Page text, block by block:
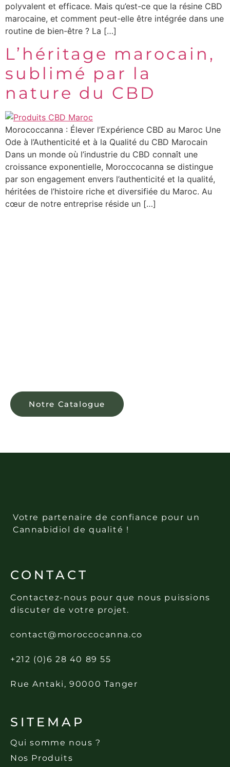
polyvalent et efficace. Mais qu’est-ce que la résine CBD
marocaine, et comment peut-elle être intégrée dans une
routine de bien-être ? La […]
L’héritage marocain,
sublimé par la
nature du CBD
Morococcanna : Élever l’Expérience CBD au Maroc Une
Ode à l’Authenticité et à la Qualité du CBD Marocain
Dans un monde où l’industrie du CBD connaît une
croissance exponentielle, Moroccocanna se distingue
par son engagement envers l’authenticité et la qualité,
héritées de l’histoire riche et diversifiée du Maroc. Au
cœur de notre entreprise réside un […]
Notre Catalogue
Votre partenaire de confiance pour un
Cannabidiol de qualité !
CONTACT
Contactez-nous pour que nous puissions
discuter de votre projet.
contact@moroccocanna.co
+212 (0)6 28 40 89 55
Rue Antaki, 90000 Tanger
SITEMAP
Qui somme nous ?
Nos Produits